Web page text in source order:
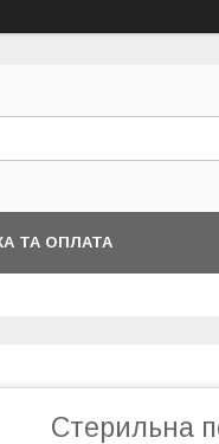
ТА ОПЛАТА
Стерильна